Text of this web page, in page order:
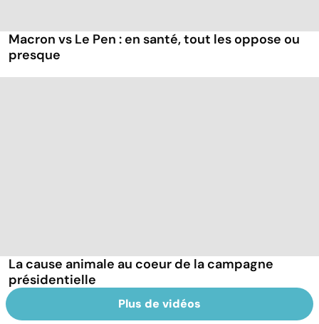
Macron vs Le Pen : en santé, tout les oppose ou
presque
La cause animale au coeur de la campagne
présidentielle
Plus de vidéos